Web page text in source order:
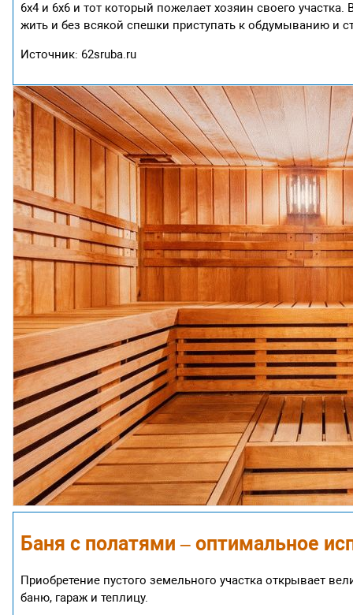
6х4 и 6х6 и тот который пожелает хозяин своего
жить и без всякой спешки приступать к обдумыванию и
Источник: 62sruba.ru
Баня с полатями – оптимальное
Приобретение пустого земельного участка открывает
баню, гараж и теплицу.